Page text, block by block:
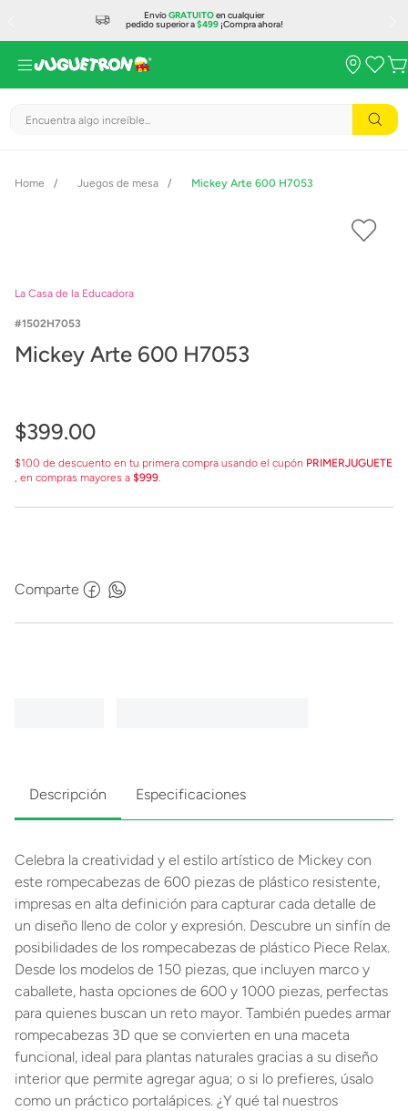
EnvíoGRATUITOen cualquier
pedido superior a$499¡Compra ahora!
Encuentra algo increíble...
Juegos de mesa Mickey Arte 600 H7053
La Casa de la Educadora
1502H7053
Mickey Arte 600 H7053
$399.00
$100 de descuento en tu primera compra usando el cupón PRIMERJUGUETE
, en compras mayores a $999.
Comparte
Descripción Especificaciones
Celebra la creatividad y el estilo artístico de Mickey con
este rompecabezas de 600 piezas de plástico resistente,
impresas en alta definición para capturar cada detalle de
un diseño lleno de color y expresión. Descubre un sinfín de
posibilidades de los rompecabezas de plástico Piece Relax.
Desde los modelos de 150 piezas, que incluyen marco y
caballete, hasta opciones de 600 y 1000 piezas, perfectas
para quienes buscan un reto mayor. También puedes armar
rompecabezas 3D que se convierten en una maceta
funcional, ideal para plantas naturales gracias a su diseño
interior que permite agregar agua; o si lo prefieres, úsalo
como un práctico portalápices. ¿Y qué tal nuestros